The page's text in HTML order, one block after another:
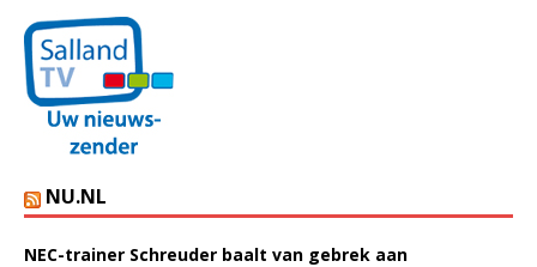
NU.NL
NEC-trainer Schreuder baalt van gebrek aan